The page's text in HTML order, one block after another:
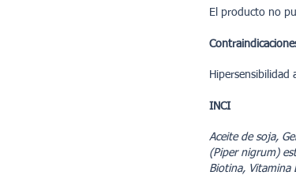
El producto no
Hipersensibilidad
INCI
Aceite de soja,
(Piper nigrum)
Biotina, Vitamina